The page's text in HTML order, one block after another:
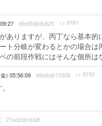
d9c85@2b825 >> 9781
ありますが、丙丁なら基本
ト分岐が変わるとかの場合
の前段作戦にはそんな個所
) 05:56:09 d9afb@70308 >> 9782
27ad2@c03df